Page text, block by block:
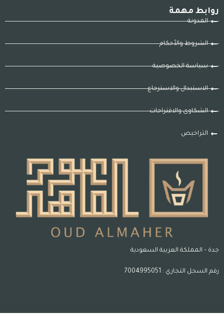
روابط مهمة
المدونة
الشروط والأحكام
سياسة الخصوصية
الاستبدال والاسترجاع
الشكاوى والاقتراحات
التراخيص
جدة – المملكة العربية السعودية
رقم السجل التجاري : 7004995051